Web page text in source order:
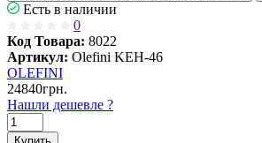
Есть в наличии
0
Код Товара: 8022
Артикул: Olefini KEH-46
OLEFINI
24840грн.
Нашли дешевле ?